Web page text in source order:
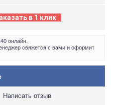
в 1 клик
онлайн.
свяжется с вами и оформит
Написать отзыв